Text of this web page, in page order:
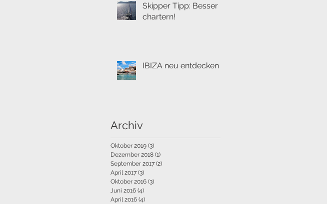
Skipper Tipp: Besser
chartern!
IBIZA neu entdecken
Archiv
Oktober 2019 (3)
Dezember 2018 (1)
September 2017 (2)
April 2017 (3)
Oktober 2016 (3)
Juni 2016 (4)
April 2016 (4)